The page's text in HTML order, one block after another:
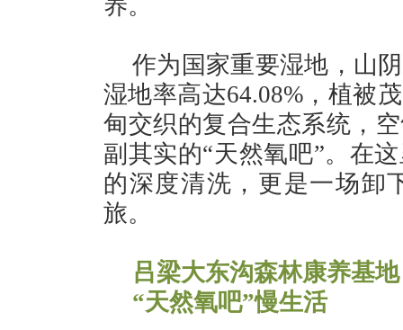
养。
作为国家重要湿地，山
湿地率高达64.08%，植被
甸交织的复合生态系统，
副其实的“天然氧吧”。在
的深度清洗，更是一场卸
旅。
吕梁大东沟森林康养基地
“天然氧吧”慢生活